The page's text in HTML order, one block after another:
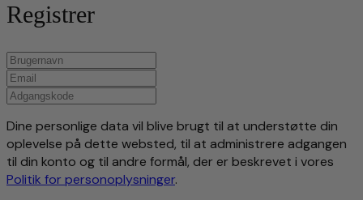
Registrer
Dine personlige data vil blive brugt til at understøtte din
oplevelse på dette websted, til at administrere adgangen
til din konto og til andre formål, der er beskrevet i vores
Politik for personoplysninger.